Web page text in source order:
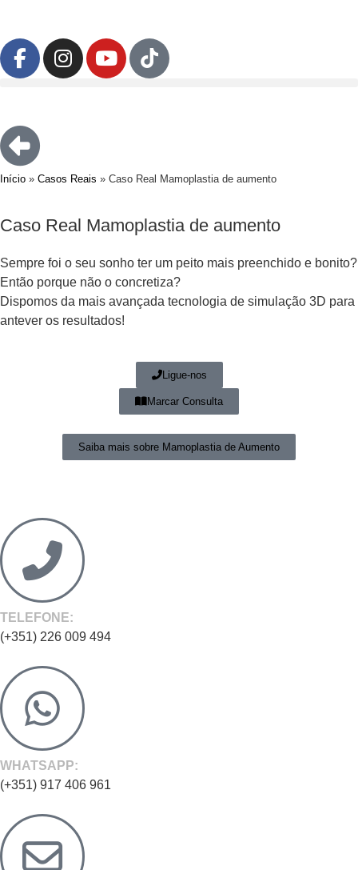
Início » Casos Reais » Caso Real Mamoplastia de aumento
Caso Real Mamoplastia de aumento
Sempre foi o seu sonho ter um peito mais preenchido e bonito?
Então porque não o concretiza?
Dispomos da mais avançada tecnologia de simulação 3D para
antever os resultados!
Ligue-nos
Marcar Consulta
Saiba mais sobre Mamoplastia de Aumento
TELEFONE:
(+351) 226 009 494
WHATSAPP:
(+351) 917 406 961